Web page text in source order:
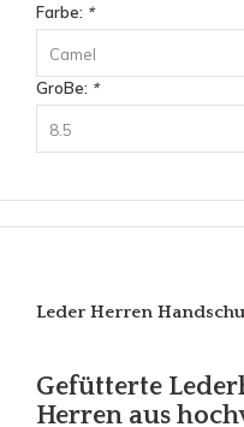
Farbe: *
Camel
GroBe: *
8.5
Leder Herren
Gefütterte
Herren aus